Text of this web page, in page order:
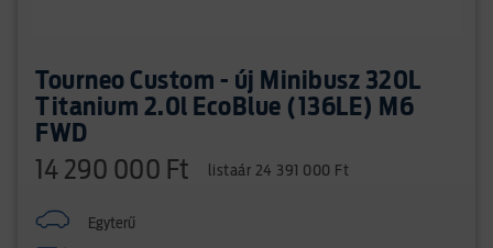
Tourneo Custom - új Minibusz 320L
Titanium 2.0l EcoBlue (136LE) M6
FWD
14 290 000 Ft listaár 24 391 000 Ft
Egyterű